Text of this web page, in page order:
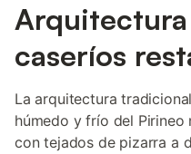
caseríos
La arquitectura
húmedo y frío del Pirineo
con tejados de pizarra a